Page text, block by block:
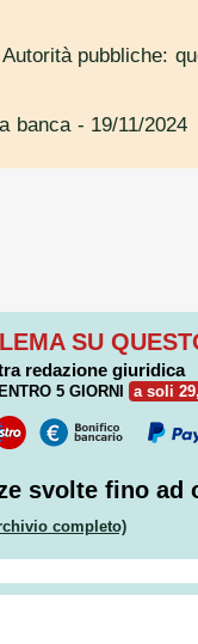
pubbliche:
banca - 19/11/2024
SU
redazione giuridica
ENTRO 5 GIORNI a soli
svolte fino ad
completo)